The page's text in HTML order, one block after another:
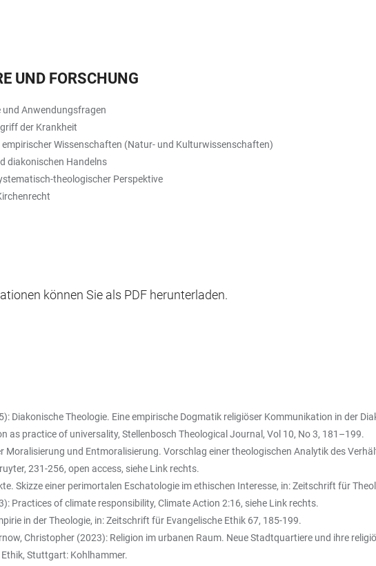
UND FORSCHUNG
und Anwendungsfragen
der Krankheit
Wissenschaften (Natur- und Kulturwissenschaften)
diakonischen Handelns
theologischer Perspektive
können Sie als PDF herunterladen.
Diakonische Theologie. Eine empirische Dogmatik religiöser Kommunikation in der
as practice of universality, Stellenbosch Theological Journal, Vol 10, No 3, 181–199.
Moralisierung und Entmoralisierung. Vorschlag einer theologischen Analytik des
231-256, open access, siehe Link rechts.
Skizze einer perimortalen Eschatologie im ethischen Interesse, in: Zeitschrift für
Practices of climate responsibility, Climate Action 2:16, siehe Link rechts.
in der Theologie, in: Zeitschrift für Evangelische Ethik 67, 185-199.
Christopher (2023): Religion im urbanen Raum. Neue Stadtquartiere und ihre
Stuttgart: Kohlhammer.